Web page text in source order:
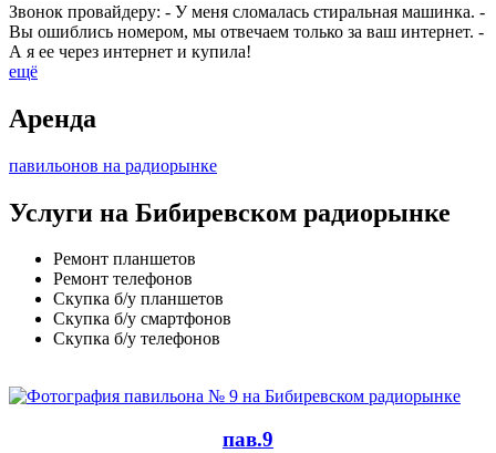
Звонок провайдеру: - У меня сломалась стиральная машинка. -
Вы ошиблись номером, мы отвечаем только за ваш интернет. -
А я ее через интернет и купила!
ещё
Аренда
павильонов на радиорынке
Услуги на Бибиревском радиорынке
Ремонт планшетов
Ремонт телефонов
Скупка б/у планшетов
Скупка б/у смартфонов
Скупка б/у телефонов
пав.9